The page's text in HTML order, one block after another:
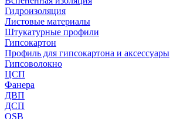
Гидроизоляция
Листовые материалы
Штукатурные профили
Гипсокартон
Профиль для гипсокартона и аксессуары
Гипсоволокно
ЦСП
Фанера
ДВП
ДСП
OSB